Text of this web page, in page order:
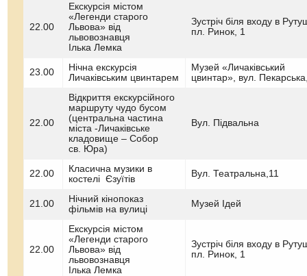
22.00
Екскурсія містом
«Легенди старого
Львова» від
львовознавця
Ілька Лемка
Зустріч біля входу в
пл. Ринок, 1
23.00
Нічна екскурсія
Личаківським цвинтарем
Музей «Личаківський
цвинтар», вул.
22.00
Відкриття екскурсійного
маршруту чудо бусом
(центральна частина
міста -Личаківське
кладовище – Собор
св. Юра)
Вул. Підвальна
22.00
Класична музики в
костелі Єзуїтів
Вул. Театральна,11
21.00
Нічний кінопоказ
фільмів на вулиці
Музей Ідей
22.00
Екскурсія містом
«Легенди старого
Львова» від
львовознавця
Ілька Лемка
Зустріч біля входу в
пл. Ринок, 1